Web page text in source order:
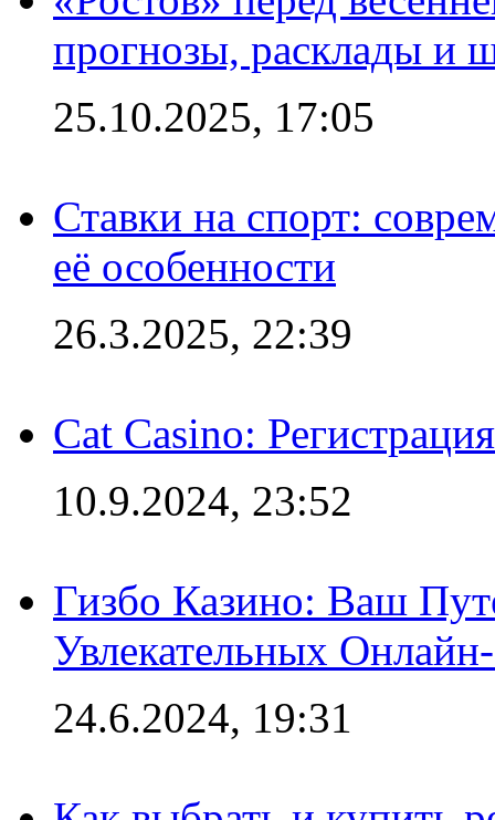
прогнозы, расклады и
25.10.2025, 17:05
Ставки на спорт:
её особенности
26.3.2025, 22:39
Cat Casino:
10.9.2024, 23:52
Гизбо Казино: Ваш
Увлекательных
24.6.2024, 19:31